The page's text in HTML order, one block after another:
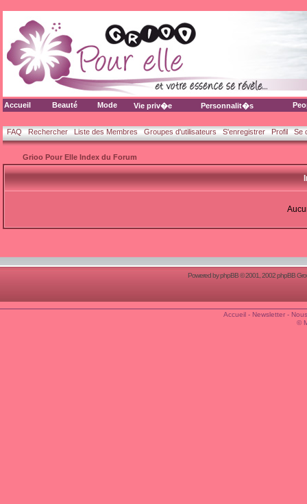
Accueil Beauté Mode Vie priv�e Personnalit�s
FAQ Rechercher Liste des Membres Groupes d'utilisateurs S'enregistrer Profil Se
Grioo Pour Elle Index du Forum
Powered byphpBB© 2001, 2002 phpBB
Accueil- Newsletter-
©